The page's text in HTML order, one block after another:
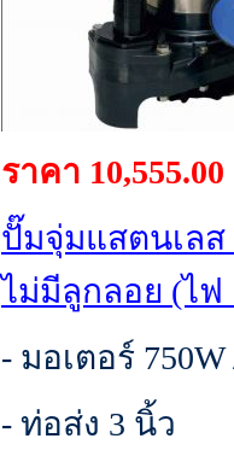
ราคา
ปั๊มจุ่มแสตนเลส
ไม่มีลูกลอย (ไฟ
- มอเตอร์ 750W
- ท่อส่ง 3 นิ้ว